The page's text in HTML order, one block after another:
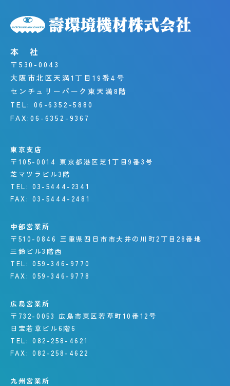
本 社
〒530-0043
大阪市北区天満1丁目19番4号
センチュリーパーク東天満8階
TEL: 06-6352-5880
FAX:06-6352-9367
東京支店
〒105-0014 東京都港区芝1丁目9番3号
芝マツラビル3階
TEL: 03-5444-2341
FAX: 03-5444-2481
中部営業所
〒510-0846 三重県四日市市大井の川町2丁目28番地
三鈴ビル3階西
TEL: 059-346-9770
FAX: 059-346-9778
広島営業所
〒732-0053 広島市東区若草町10番12号
日宝若草ビル6階6
TEL: 082-258-4621
FAX: 082-258-4622
九州営業所